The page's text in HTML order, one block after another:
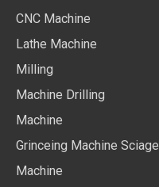
CNC Machine
Lathe Machine
Milling
Machine Drilling
Machine
Grinceing Machine Sciage
Machine